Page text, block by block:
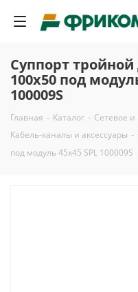
Суппорт
100x50 под
100009S
Главная - Каталог - Сетевое
Кабель-каналы и аксессуары -
под модуль 45x45 SPL 100009S